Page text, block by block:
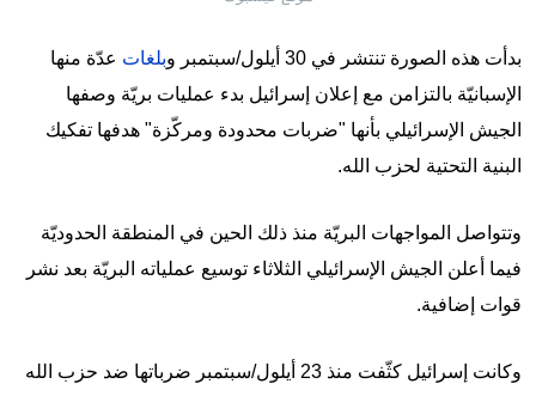
بدأت هذه الصورة تنتشر في 30 أيلول/سبتمبر و بلغات عدّة منها
الإسبانيّة بالتزامن مع إعلان إسرائيل بدء عمليات بريّة وصفها
الجيش الإسرائيلي بأنها "ضربات محدودة ومركّزة" هدفها تفكيك
البنية التحتية لحزب الله.
وتتواصل المواجهات البريّة منذ ذلك الحين في المنطقة الحدوديّة
فيما أعلن الجيش الإسرائيلي الثلاثاء توسيع عملياته البريّة بعد نشر
قوات إضافية.
وكانت إسرائيل كثّفت منذ 23 أيلول/سبتمبر ضرباتها ضد حزب الله